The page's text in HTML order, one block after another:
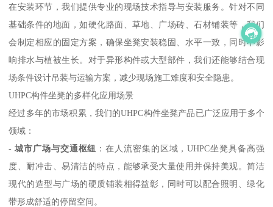
在安装环节，我们提供专业的现场技术指导与安装服务。针对不同
基础条件的地面，如硬化路面、草地、广场砖、石材铺装等，我们
会制定相应的固定方案，确保坐凳安装稳固、水平一致，同时不影
响排水与植被生长。对于异形构件或大型部件，我们还能够结合现
场条件设计吊装与运输方案，减少现场施工难度和安全隐患。
UHPC构件坐凳的多样化应用场景
经过多年的市场积累，我们的UHPC构件坐凳产品已广泛应用于多个
领域：
-城市广场与交通枢纽 ：在人流密集的区域，UHPC坐凳具备高强
度、耐冲击、易清洁的特点，能够承受大量使用并保持美观。简洁
现代的造型与广场的硬质铺装相得益彰，同时可以配合照明、绿化
带形成舒适的停留空间。